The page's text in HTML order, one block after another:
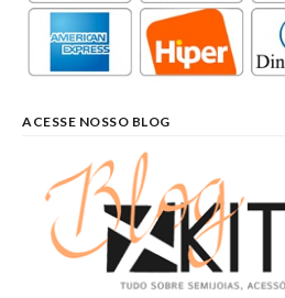
ACESSE NOSSO BLOG